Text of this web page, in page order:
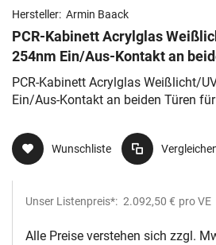
Hersteller: Armin Baack
PCR-Kabinett Acrylglas
254nm Ein/Aus-Kontakt an
Licht, Zeitschaltuhr 30mi
PCR-Kabinett Acrylglas Weißlicht/
Ein/Aus-Kontakt an beiden Türen
Wunschliste
Unser Listenpreis*: 2.092,50 € pro VE
Alle Preise verstehen sich zzgl.